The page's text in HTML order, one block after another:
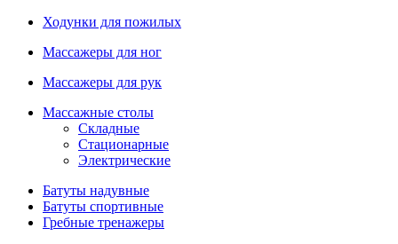
Ходунки для пожилых
Массажеры для ног
Массажеры для рук
Массажные столы
Складные
Стационарные
Электрические
Батуты надувные
Батуты спортивные
Гребные тренажеры